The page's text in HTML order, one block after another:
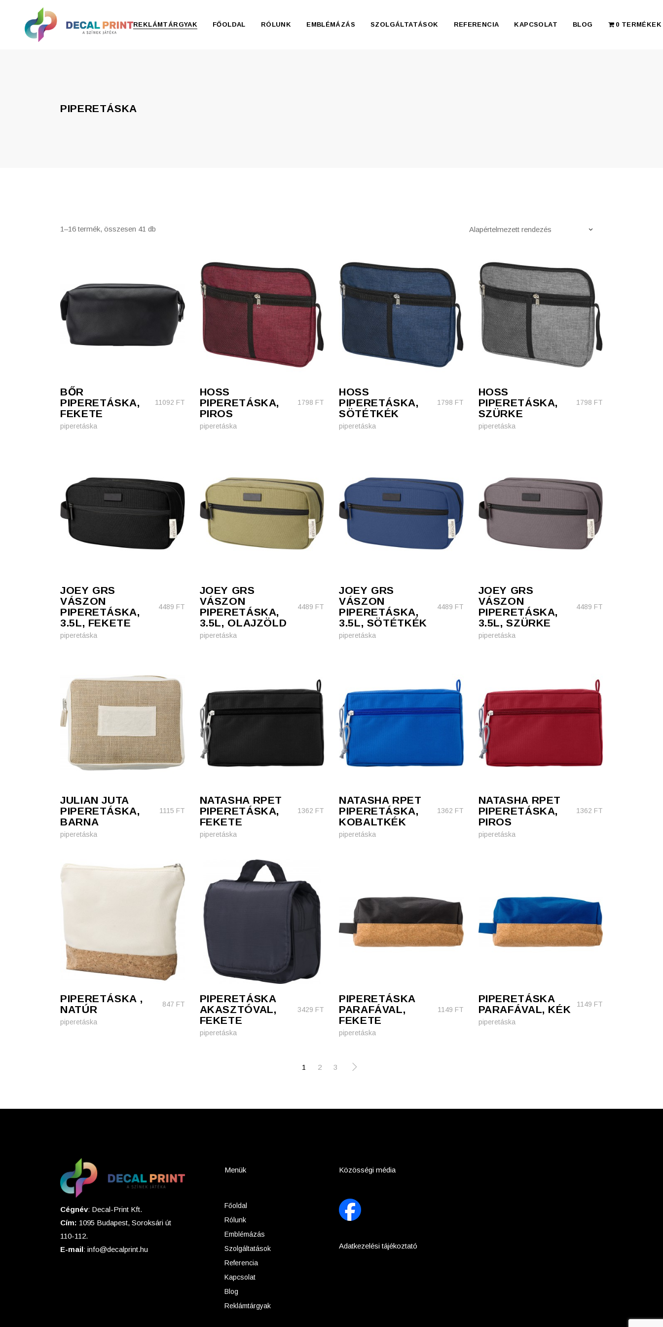
REKLÁMTÁRGYAK
Irodaszer
Szépség, egészség
Táska
FŐOLDAL RÓLUNK EMBLÉMÁZÁS SZOLGÁLTATÁSOK REFERENCIA KAPCSOLAT BLOG 0 TERMÉKEK
PIPERETÁSKA
1–16 termék, összesen 41 db Alapértelmezett rendezés
BŐR
PIPERETÁSKA,
FEKETE
11092 FT
piperetáska
HOSS
PIPERETÁSKA,
PIROS
1798 FT
piperetáska
HOSS
PIPERETÁSKA,
SÖTÉTKÉK
1798 FT
piperetáska
HOSS
PIPERETÁSKA,
SZÜRKE
1798 FT
piperetáska
JOEY GRS
VÁSZON
PIPERETÁSKA,
3.5L, FEKETE
4489 FT
piperetáska
JOEY GRS
VÁSZON
PIPERETÁSKA,
3.5L, OLAJZÖLD
4489 FT
piperetáska
JOEY GRS
VÁSZON
PIPERETÁSKA,
3.5L, SÖTÉTKÉK
4489 FT
piperetáska
JOEY GRS
VÁSZON
PIPERETÁSKA,
3.5L, SZÜRKE
4489 FT
piperetáska
JULIAN JUTA
PIPERETÁSKA,
BARNA
1115 FT
piperetáska
NATASHA RPET
PIPERETÁSKA,
FEKETE
1362 FT
piperetáska
NATASHA RPET
PIPERETÁSKA,
KOBALTKÉK
1362 FT
piperetáska
NATASHA RPET
PIPERETÁSKA,
PIROS
1362 FT
piperetáska
PIPERETÁSKA ,
NATÚR
847 FT
piperetáska
PIPERETÁSKA
AKASZTÓVAL,
FEKETE
3429 FT
piperetáska
PIPERETÁSKA
PARAFÁVAL,
FEKETE
1149 FT
piperetáska
PIPERETÁSKA
PARAFÁVAL, KÉK
1149 FT
piperetáska
1 2 3
Cégnév: Decal-Print Kft.
Cím: 1095 Budapest, Soroksári út
110-112.
E-mail: info@decalprint.hu
Menük
Főoldal
Rólunk
Emblémázás
Szolgáltatások
Referencia
Kapcsolat
Blog
Reklámtárgyak
Közösségi média
Adatkezelési tájékoztató